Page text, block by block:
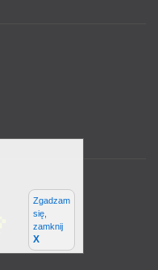
Zgadzam
się,
zamknij
X